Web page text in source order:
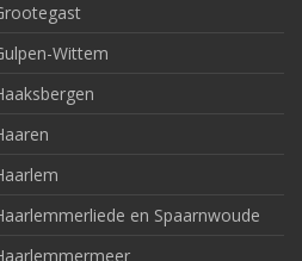
Wittem
en Spaarnwoude